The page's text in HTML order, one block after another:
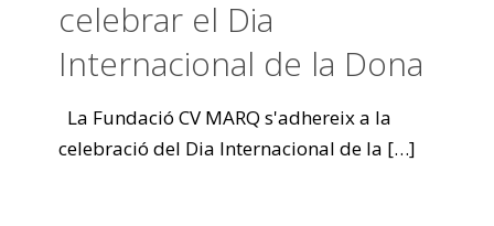
celebrar el Dia
Internacional de la Dona
La Fundació CV MARQ s'adhereix a la
celebració del Dia Internacional de la […]